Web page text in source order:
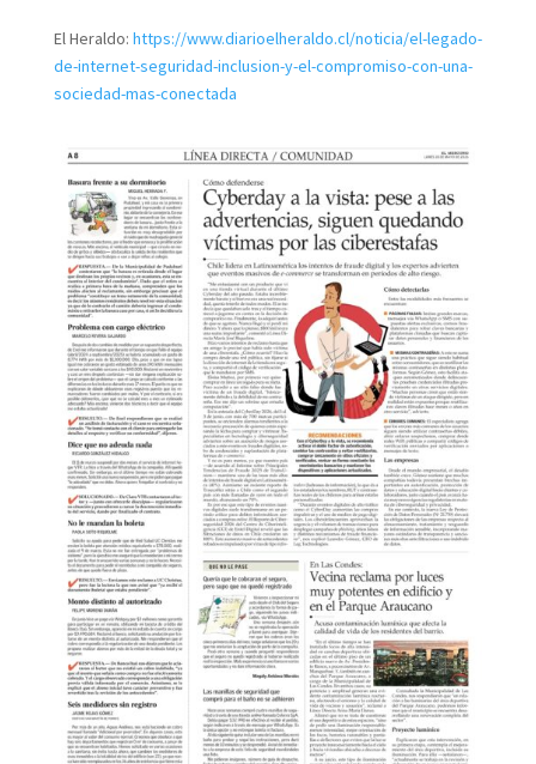
El Heraldo: https://www.diarioelheraldo.cl/noticia/el-legado-
de-internet-seguridad-inclusion-y-el-compromiso-con-una-
sociedad-mas-conectada